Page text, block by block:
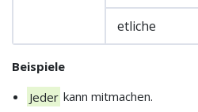
etliche
Beispiele
Jeder kann mitmachen.